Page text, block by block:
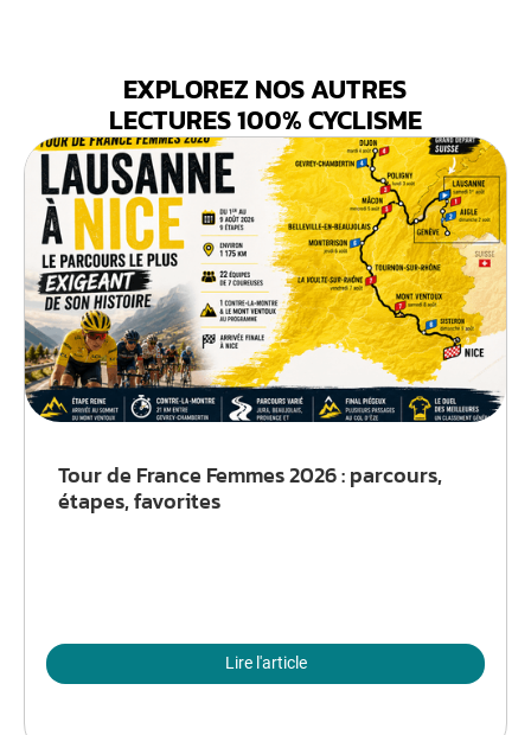
EXPLOREZ NOS AUTRES
LECTURES 100% CYCLISME
Tour de France Femmes 2026 : parcours,
étapes, favorites
Lire l'article